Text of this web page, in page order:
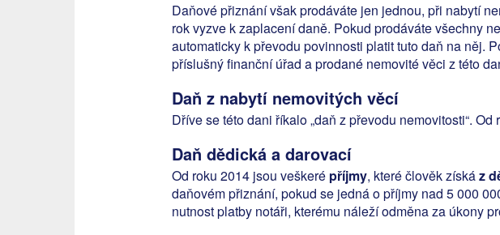
Daňové přiznání však prodáváte jen jednou, při nabytí
rok vyzve k zaplacení daně. Pokud prodáváte všechny
automaticky k převodu povinnosti platit tuto daň na něj.
příslušný finanční úřad a prodané nemovité věci z této
Daň z nabytí nemovitých věcí
Dříve se této dani říkalo „daň z převodu nemovitosti“.
Daň dědická a darovací
Od roku 2014 jsou veškeré příjmy, které člověk získáz
daňovém přiznání, pokud se jedná o příjmy nad 5 000
nutnost platby notáři, kterému náleží odměna za úkony